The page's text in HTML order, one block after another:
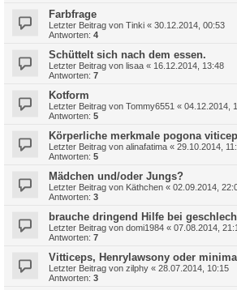
Farbfrage
Letzter Beitrag von Tinki « 30.12.2014, 00:53
Antworten: 4
Schüttelt sich nach dem essen.
Letzter Beitrag von lisaa « 16.12.2014, 13:48
Antworten: 7
Kotform
Letzter Beitrag von Tommy6551 « 04.12.2014,
Antworten: 5
Körperliche merkmale pogona
Letzter Beitrag von alinafatima « 29.10.2014,
Antworten: 5
Mädchen und/oder Jungs?
Letzter Beitrag von Käthchen « 02.09.2014,
Antworten: 3
brauche dringend Hilfe bei
Letzter Beitrag von domi1984 « 07.08.2014,
Antworten: 7
Vitticeps, Henrylawsony oder
Letzter Beitrag von zilphy « 28.07.2014, 10:15
Antworten: 3